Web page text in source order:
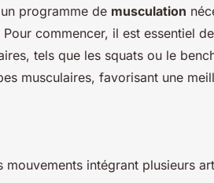
programme de musculation
commencer, il est essentiel
tels que les squats ou le
musculaires, favorisant une
mouvements intégrant plusieurs